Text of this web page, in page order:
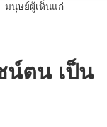
มนุษย์ผู้เห็นแก่
น์ตน เป็น